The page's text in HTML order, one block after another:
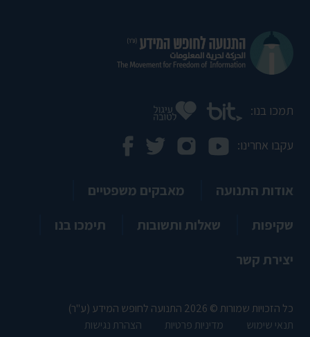
תמכו בנו:
עקבו אחרינו:
אודות התנועה
מאבקים משפטיים
שקיפות
שאלות ותשובות
תימכו בנו
יצירת קשר
כל הזכויות שמורות © 2026 התנועה לחופש המידע (ע"ר)
תנאי שימוש
מדיניות פרטיות הצהרת נגישות